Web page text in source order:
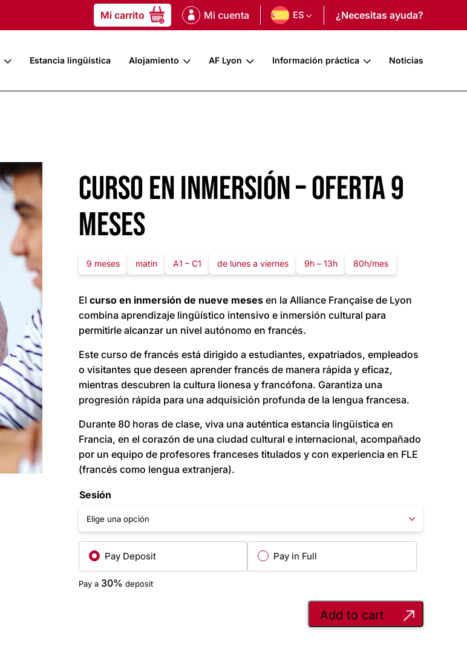
Mi carrito 0 Mi cuenta ES ¿Necesitas ayuda?
Estancia lingüística Alojamiento AF Lyon Información práctica Noticias
Curso en inmersión – oferta 9
meses
9 meses matin A1 – C1 de lunes a viernes 9h – 13h 80h/mes
El curso en inmersión de nueve meses en la Alliance Française de Lyon
combina aprendizaje lingüístico intensivo e inmersión cultural para
permitirle alcanzar un nivel autónomo en francés.
Este curso de francés está dirigido a estudiantes, expatriados, empleados
o visitantes que deseen aprender francés de manera rápida y eficaz,
mientras descubren la cultura lionesa y francófona. Garantiza una
progresión rápida para una adquisición profunda de la lengua francesa.
Durante 80 horas de clase, viva una auténtica estancia lingüística en
Francia, en el corazón de una ciudad cultural e internacional, acompañado
por un equipo de profesores franceses titulados y con experiencia en FLE
(francés como lengua extranjera).
Sesión
Pay Deposit Pay in Full
Pay a 30% deposit
Add to cart